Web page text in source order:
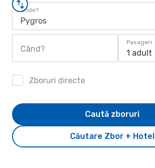
Unde?
Pygros
Când?
Pasageri
1 adult
Zboruri directe
Căutare Zbor + Hotel
Caută zboruri